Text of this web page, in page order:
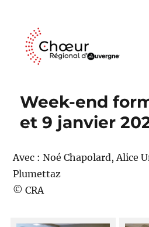
Week-end
et 9 janvier
Avec : Noé Chapolard, Alice
Plumettaz
© CRA